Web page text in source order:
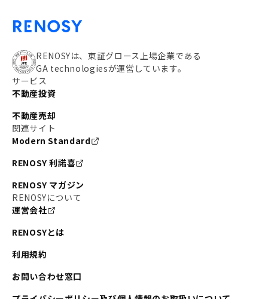
RENOSYは、東証グロース上場企業である
GA technologiesが運営しています。
サービス
不動産投資
不動産売却
関連サイト
Modern Standard
RENOSY 利諾喜
RENOSY マガジン
RENOSYについて
運営会社
RENOSYとは
利用規約
お問い合わせ窓口